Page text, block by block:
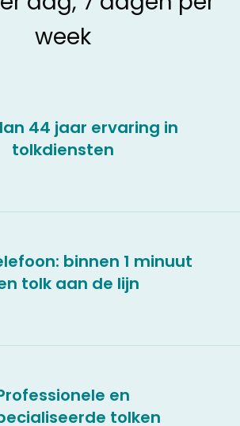
week
44 jaar ervaring in
tolkdiensten
binnen 1 minuut
tolk aan de lijn
en
tolken